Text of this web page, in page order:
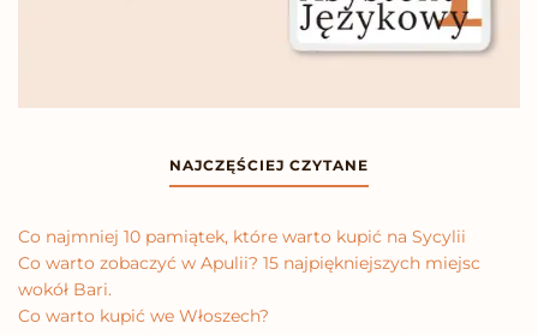
NAJCZĘŚCIEJ CZYTANE
Co najmniej 10 pamiątek, które warto kupić na Sycylii
Co warto zobaczyć w Apulii? 15 najpiękniejszych miejsc
wokół Bari.
Co warto kupić we Włoszech?